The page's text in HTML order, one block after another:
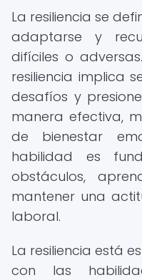
La resiliencia se
adaptarse y
difíciles o
resiliencia implica
desafíos y
manera efectiva,
de bienestar
habilidad es
obstáculos,
mantener una
laboral.
La resiliencia está
con las